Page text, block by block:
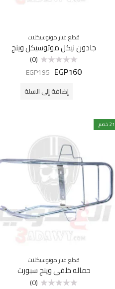
قطع غيار موتوسيكلات
جادون نيكل موتوسيكل وينج
التقييم
(0)
EGP160
EGP195
إضافة إلى السلة
21
قطع غيار موتوسيكلات
حماله خلفي وينج سبورت
(0)